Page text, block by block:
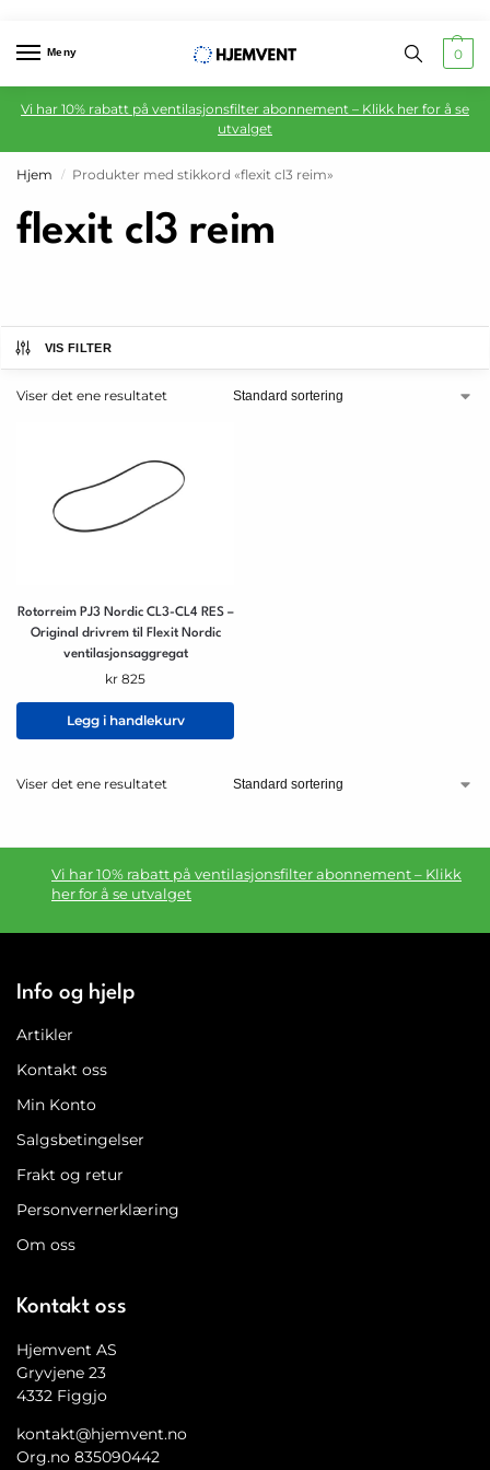
Meny 0
Vi har 10% rabatt på ventilasjonsfilter abonnement – Klikk her for å se
utvalget
Hjem / Produkter med stikkord «flexit cl3 reim»
flexit cl3 reim
VIS FILTER
Viser det ene resultatet
Rotorreim PJ3 Nordic CL3-CL4 RES –
Original drivrem til Flexit Nordic
ventilasjonsaggregat
kr 825
Legg i handlekurv
Viser det ene resultatet
Vi har 10% rabatt på ventilasjonsfilter abonnement – Klikk
her for å se utvalget
Info og hjelp
Artikler
Kontakt oss
Min Konto
Salgsbetingelser
Frakt og retur
Personvernerklæring
Om oss
Kontakt oss
Hjemvent AS
Gryvjene 23
4332 Figgjo
kontakt@hjemvent.no
Org.no 835090442